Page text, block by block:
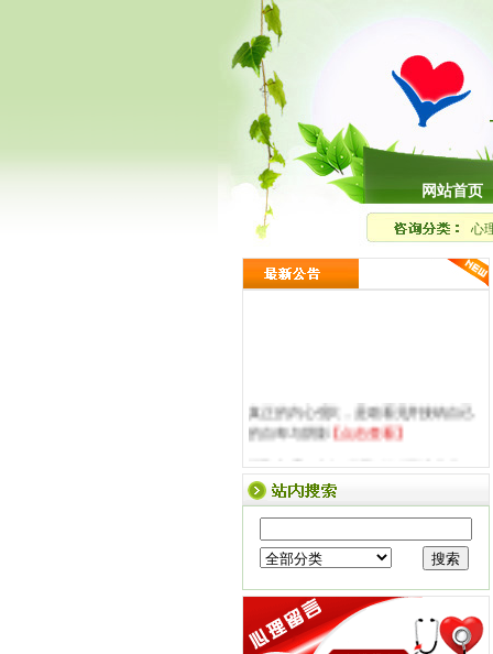
网站首页
心
真正的内心强大，是敢看见并接纳自己
的自卑与阴影【点击查看】
樱飞心理・意象对话初级班圆满落幕｜
走进意象世界，读懂内在自我【点击查
看】
坊」植物微景观疗愈沙龙招募
【点击查
看】
公告｜临沂樱飞心理咨询中心成功获批
中国心理学会心理咨询师培训官方备案
资质...【点击查看】